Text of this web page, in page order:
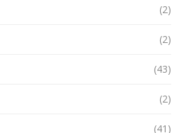
(2)
(2)
(43)
(2)
(41)